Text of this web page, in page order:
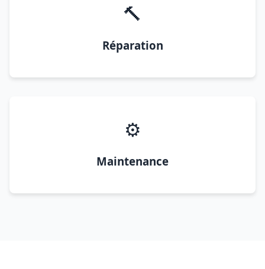
🔨
Réparation
⚙️
Maintenance